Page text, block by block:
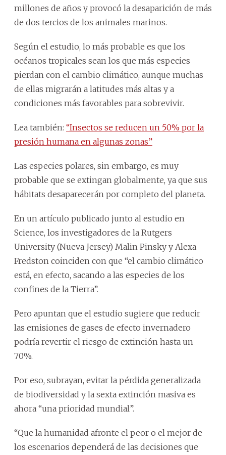
millones de años y provocó la desaparición de más
de dos tercios de los animales marinos.
Según el estudio, lo más probable es que los
océanos tropicales sean los que más especies
pierdan con el cambio climático, aunque muchas
de ellas migrarán a latitudes más altas y a
condiciones más favorables para sobrevivir.
Lea también: “Insectos se reducen un 50% por la
presión humana en algunas zonas”
Las especies polares, sin embargo, es muy
probable que se extingan globalmente, ya que sus
hábitats desaparecerán por completo del planeta.
En un artículo publicado junto al estudio en
Science, los investigadores de la Rutgers
University (Nueva Jersey) Malin Pinsky y Alexa
Fredston coinciden con que “el cambio climático
está, en efecto, sacando a las especies de los
confines de la Tierra”.
Pero apuntan que el estudio sugiere que reducir
las emisiones de gases de efecto invernadero
podría revertir el riesgo de extinción hasta un
70%.
Por eso, subrayan, evitar la pérdida generalizada
de biodiversidad y la sexta extinción masiva es
ahora “una prioridad mundial”.
“Que la humanidad afronte el peor o el mejor de
los escenarios dependerá de las decisiones que